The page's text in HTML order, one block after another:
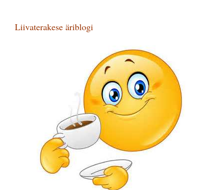
Liivaterakese äriblogi